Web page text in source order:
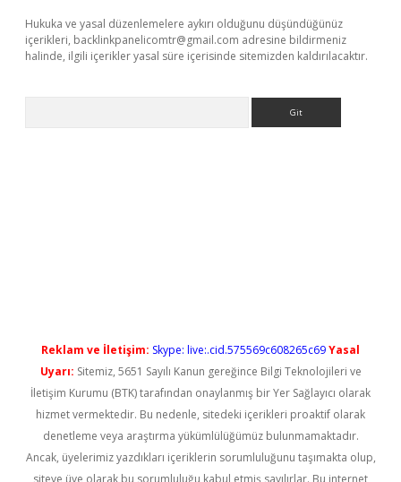
Hukuka ve yasal düzenlemelere aykırı olduğunu düşündüğünüz
içerikleri, backlinkpanelicomtr@gmail.com adresine bildirmeniz
halinde, ilgili içerikler yasal süre içerisinde sitemizden kaldırılacaktır.
Reklam ve İletişim: Skype: live:.cid.575569c608265c69Yasal
Uyarı: Sitemiz, 5651 Sayılı Kanun gereğince Bilgi Teknolojileri ve
İletişim Kurumu (BTK) tarafından onaylanmış bir Yer Sağlayıcı olarak
hizmet vermektedir. Bu nedenle, sitedeki içerikleri proaktif olarak
denetleme veya araştırma yükümlülüğümüz bulunmamaktadır.
Ancak, üyelerimiz yazdıkları içeriklerin sorumluluğunu taşımakta olup,
siteye üye olarak bu sorumluluğu kabul etmiş sayılırlar. Bu internet